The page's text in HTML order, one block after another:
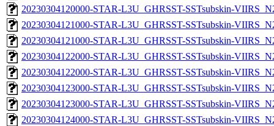
20230304120000-STAR-L3U_GHRSST-SSTsubskin-
20230304121000-STAR-L3U_GHRSST-SSTsubskin-
20230304121000-STAR-L3U_GHRSST-SSTsubskin-
20230304122000-STAR-L3U_GHRSST-SSTsubskin-
20230304122000-STAR-L3U_GHRSST-SSTsubskin-
20230304123000-STAR-L3U_GHRSST-SSTsubskin-
20230304123000-STAR-L3U_GHRSST-SSTsubskin-
20230304124000-STAR-L3U_GHRSST-SSTsubskin-